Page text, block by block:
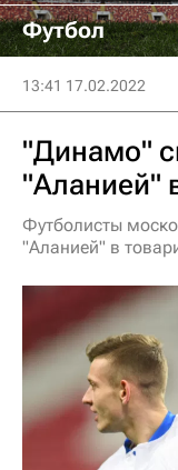
Футбол
13:41 17.02.2022
"Динамо"
"Аланией"
Футболисты
"Аланией" в